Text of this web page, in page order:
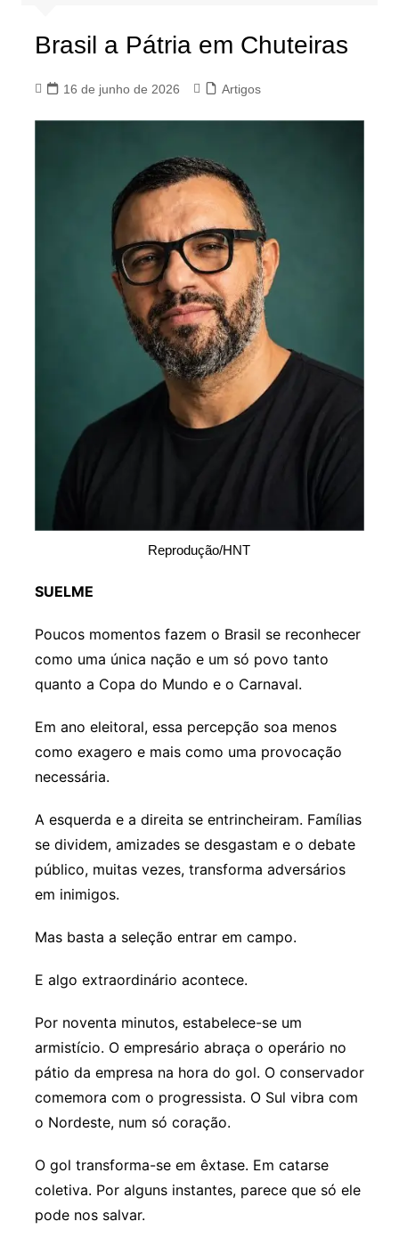
Brasil a Pátria em Chuteiras
16 de junho de 2026 Artigos
Reprodução/HNT
SUELME
Poucos momentos fazem o Brasil se reconhecer
como uma única nação e um só povo tanto
quanto a Copa do Mundo e o Carnaval.
Em ano eleitoral, essa percepção soa menos
como exagero e mais como uma provocação
necessária.
A esquerda e a direita se entrincheiram. Famílias
se dividem, amizades se desgastam e o debate
público, muitas vezes, transforma adversários
em inimigos.
Mas basta a seleção entrar em campo.
E algo extraordinário acontece.
Por noventa minutos, estabelece-se um
armistício. O empresário abraça o operário no
pátio da empresa na hora do gol. O conservador
comemora com o progressista. O Sul vibra com
o Nordeste, num só coração.
O gol transforma-se em êxtase. Em catarse
coletiva. Por alguns instantes, parece que só ele
pode nos salvar.